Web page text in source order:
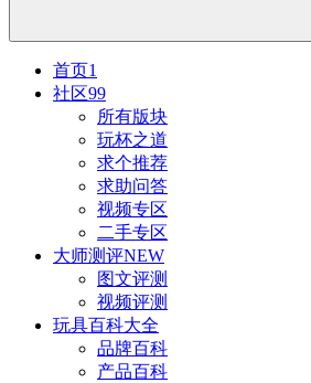
首页1
社区99
所有版块
玩杯之道
求个推荐
求助问答
视频专区
二手专区
大师测评NEW
图文评测
视频评测
玩具百科大全
品牌百科
产品百科